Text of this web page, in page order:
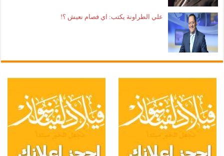
علي الطراونة يكتب: اي فصام نعيش ؟!